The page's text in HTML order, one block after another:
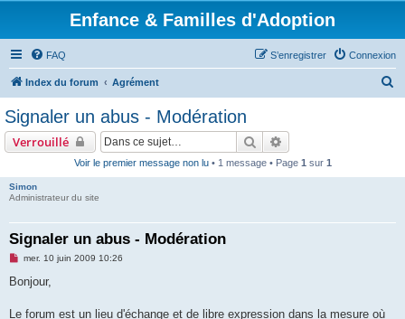
Enfance & Familles d'Adoption
FAQ Connexion
S’enregistrer
Index du forum Agrément
Signaler un abus - Modération
Verrouillé Rechercher
Voir le premier message non lu• 1 message • Page 1 sur 1
Simon
Administrateur du site
Signaler un abus - Modération
M
s
g
mer. 10 juin 2009 10:26
Bonjour,
Le forum est un lieu d'échange et de libre expression dans la mesure où